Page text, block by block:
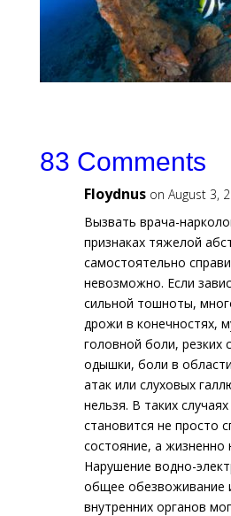
83 Comments
Floydnus on August 3,
Вызвать врача-
признаках тяжелой
самостоятельно
невозможно. Если
сильной тошноты,
дрожи в конечностях,
головной боли, резких
одышки, боли в
атак или слуховых
нельзя. В таких
становится не просто
состояние, а
Нарушение водно-
общее обезвоживание
внутренних органов